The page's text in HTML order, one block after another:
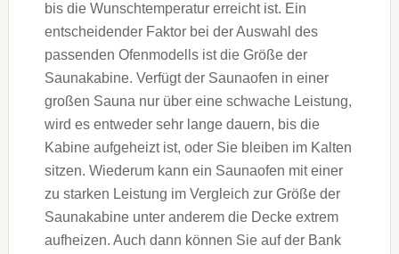
bis die Wunschtemperatur erreicht ist. Ein
entscheidender Faktor bei der Auswahl des
passenden Ofenmodells ist die Größe der
Saunakabine. Verfügt der Saunaofen in einer
großen Sauna nur über eine schwache Leistung,
wird es entweder sehr lange dauern, bis die
Kabine aufgeheizt ist, oder Sie bleiben im Kalten
sitzen. Wiederum kann ein Saunaofen mit einer
zu starken Leistung im Vergleich zur Größe der
Saunakabine unter anderem die Decke extrem
aufheizen. Auch dann können Sie auf der Bank